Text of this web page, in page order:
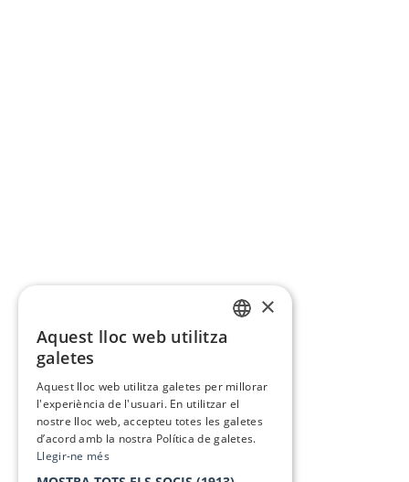
×
Aquest lloc web utilitza
galetes
Aquest lloc web utilitza galetes per millorar
l'experiència de l'usuari. En utilitzar el
nostre lloc web, accepteu totes les galetes
d’acord amb la nostra Política de galetes.
Llegir-ne més